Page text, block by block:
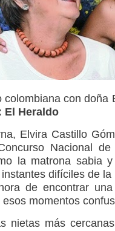
colombiana con
El Heraldo
Elvira Castillo
Nacional
la matrona sabia
difíciles de
de encontrar
momentos
nietas más